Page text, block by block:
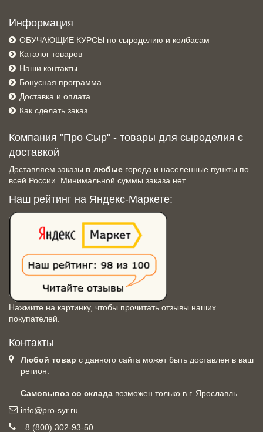
Информация
ОБУЧАЮЩИЕ КУРСЫ по сыроделию и колбасам
Каталог товаров
Наши контакты
Бонусная программа
Доставка и оплата
Как сделать заказ
Компания "Про Сыр" - товары для сыроделия с
доставкой
Доставляем заказы в любые города и населенные пункты по
всей России. Минимальной суммы заказа нет.
Наш рейтинг на Яндекс-Маркете:
Нажмите на картинку, чтобы прочитать отзывы наших
покупателей.
Контакты
Любой товар с данного сайта может быть доставлен в ваш
регион.
Самовывоз со склада возможен только в г. Ярославль.
info@pro-syr.ru
8 (800) 302-93-50